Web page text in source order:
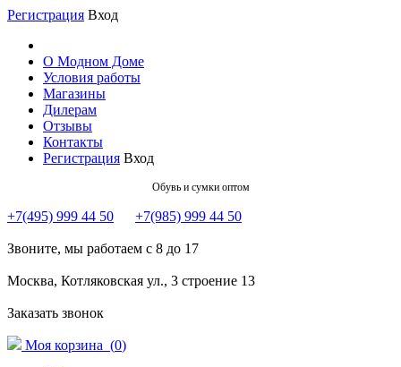
Регистрация Вход
О Модном Доме
Условия работы
Магазины
Дилерам
Отзывы
Контакты
Регистрация Вход
Обувь и сумки оптом
+7(495) 999 44 50 +7(985) 999 44 50
Звоните, мы работаем с 8 до 17
Москва, Котляковская ул., 3 строение 13
Заказать звонок
Моя корзина (0)